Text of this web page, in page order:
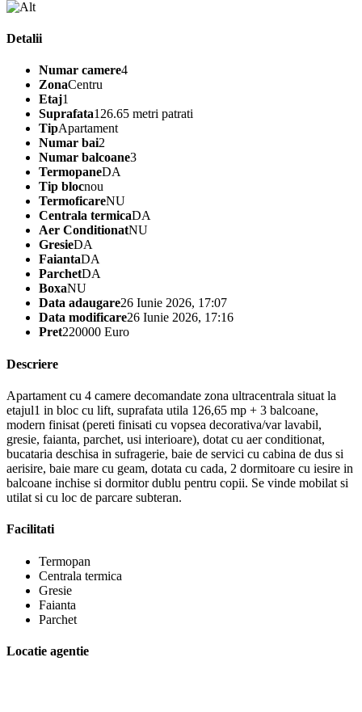
Detalii
Numar camere4
ZonaCentru
Etaj1
Suprafata126.65 metri patrati
TipApartament
Numar bai2
Numar balcoane3
TermopaneDA
Tip blocnou
TermoficareNU
Centrala termicaDA
Aer ConditionatNU
GresieDA
FaiantaDA
ParchetDA
BoxaNU
Data adaugare26 Iunie 2026, 17:07
Data modificare26 Iunie 2026, 17:16
Pret220000 Euro
Descriere
Apartament cu 4 camere decomandate zona ultracentrala situat la
etajul1 in bloc cu lift, suprafata utila 126,65 mp + 3 balcoane,
modern finisat (pereti finisati cu vopsea decorativa/var lavabil,
gresie, faianta, parchet, usi interioare), dotat cu aer conditionat,
bucataria deschisa in sufragerie, baie de servici cu cabina de dus si
aerisire, baie mare cu geam, dotata cu cada, 2 dormitoare cu iesire in
balcoane inchise si dormitor dublu pentru copii. Se vinde mobilat si
utilat si cu loc de parcare subteran.
Facilitati
Termopan
Centrala termica
Gresie
Faianta
Parchet
Locatie agentie